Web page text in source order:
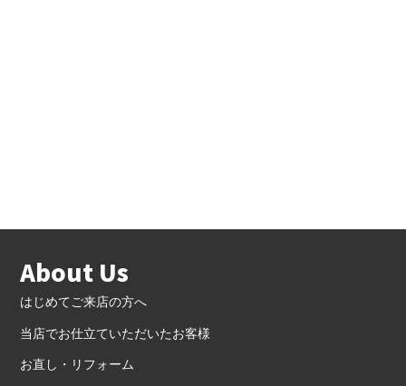
About Us
はじめてご来店の方へ
当店でお仕立ていただいたお客様
お直し・リフォーム